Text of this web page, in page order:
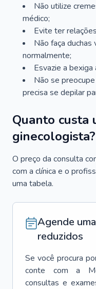
Não utilize
médico;
Evite ter
Não faça duchas
normalmente;
Esvazie a
Não se
precisa se depilar
Quanto custa
ginecologista?
O preço da consulta
com a clínica e o
uma tabela.
Agende
reduzidos
Se você procura
conte com a
consultas e